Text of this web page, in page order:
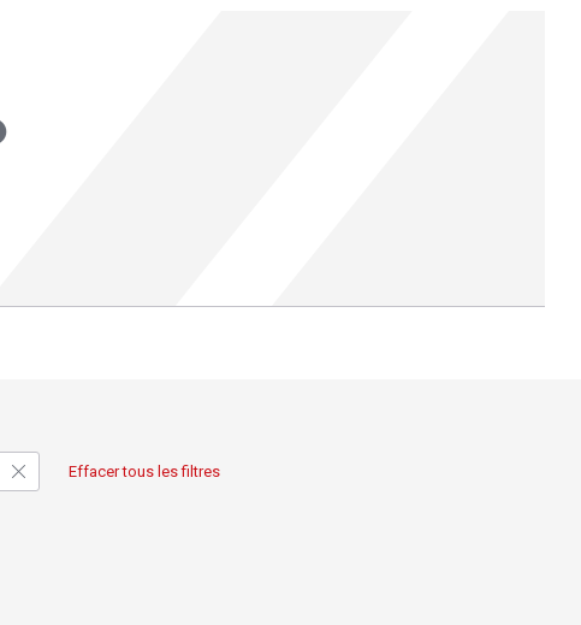
Effacer tous les filtres